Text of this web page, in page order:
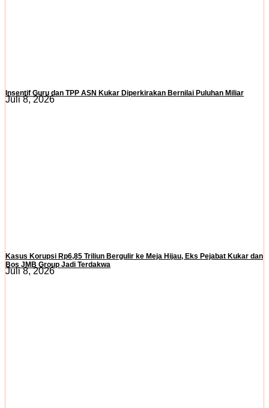
Insentif Guru dan TPP ASN Kukar Diperkirakan Bernilai Puluhan Miliar
Juli 8, 2026
Kasus Korupsi Rp6,85 Triliun Bergulir ke Meja Hijau, Eks Pejabat Kukar dan
Bos JMB Group Jadi Terdakwa
Juli 8, 2026